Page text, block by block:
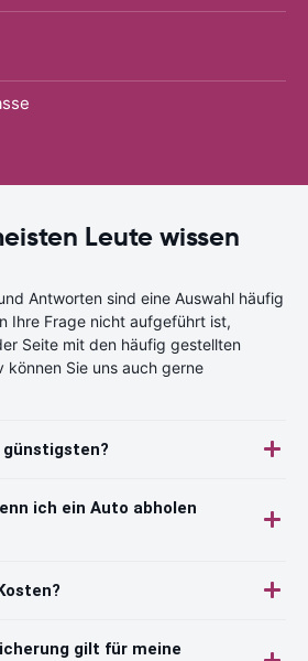
Leute wissen
Antworten sind eine Auswahl häufig
Ihre Frage nicht aufgeführt ist,
Seite mit den häufig gestellten
können Sie uns auch gerne
ich ein Auto abholen
gilt für meine